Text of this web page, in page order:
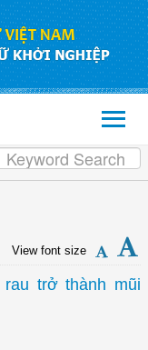
View font size
trở thành mũi